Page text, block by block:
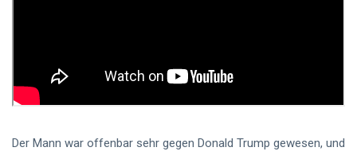
Der Mann war offenbar sehr gegen Donald Trump gewesen, und